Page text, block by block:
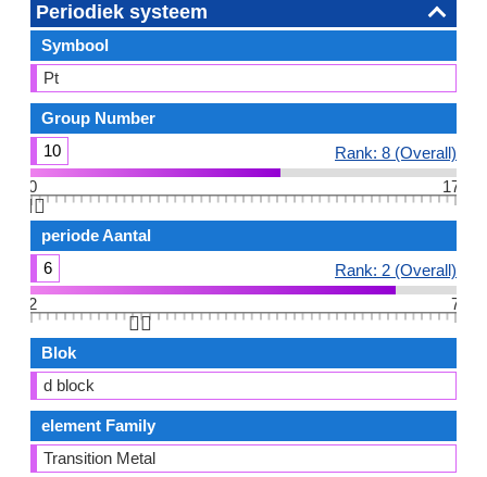
Periodiek systeem
Symbool
Pt
Group Number
10
Rank: 8 (Overall)
0
17
👆🏻
periode Aantal
6
Rank: 2 (Overall)
2
7
👆🏻
Blok
d block
element Family
Transition Metal